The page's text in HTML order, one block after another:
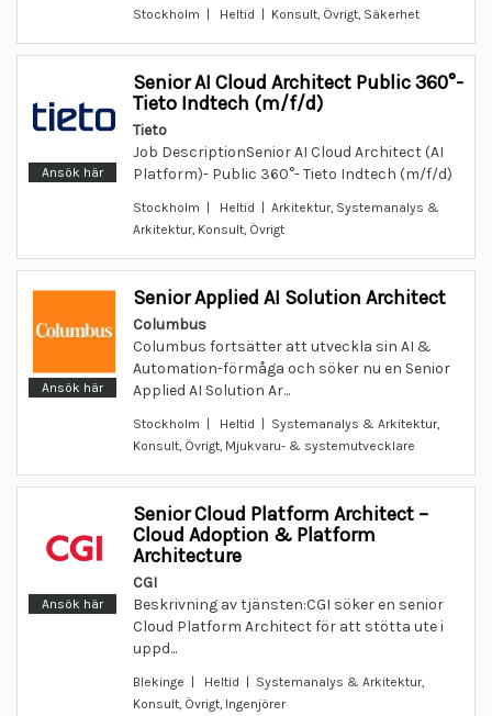
Stockholm | Heltid | Konsult, Övrigt, Säkerhet
Ansök här
Senior AI Cloud Architect Public 360°-
Tieto Indtech (m/f/d)
Tieto
Job DescriptionSenior AI Cloud Architect (AI
Platform)- Public 360°- Tieto Indtech (m/f/d)
Stockholm | Heltid | Arkitektur, Systemanalys &
Arkitektur, Konsult, Övrigt
Ansök här
Senior Applied AI Solution Architect
Columbus
Columbus fortsätter att utveckla sin AI &
Automation-förmåga och söker nu en Senior
Applied AI Solution Ar...
Stockholm | Heltid | Systemanalys & Arkitektur,
Konsult, Övrigt, Mjukvaru- & systemutvecklare
Ansök här
Senior Cloud Platform Architect –
Cloud Adoption & Platform
Architecture
CGI
Beskrivning av tjänsten:CGI söker en senior
Cloud Platform Architect för att stötta ute i
uppd...
Blekinge | Heltid | Systemanalys & Arkitektur,
Konsult, Övrigt, Ingenjörer